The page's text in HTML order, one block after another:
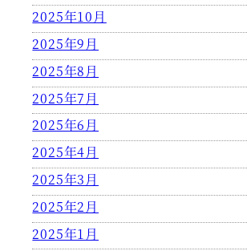
2025年10月
2025年9月
2025年8月
2025年7月
2025年6月
2025年4月
2025年3月
2025年2月
2025年1月